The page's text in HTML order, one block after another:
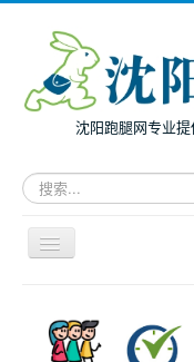
沈阳跑腿网专业提
请
输
键
导
航
面向个人